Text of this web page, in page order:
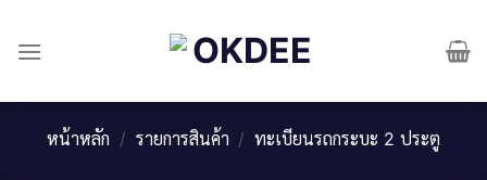
content
หน้าหลัก / รายการสินค้า / ทะเบียนรถกระบะ 2 ประตู